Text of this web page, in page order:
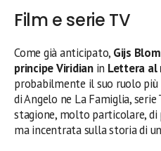
Film e serie TV
Come già anticipato, Gijs Blom
principe Viridianin Lettera al
probabilmente il suo ruolo
di Angelo ne La Famiglia,
stagione, molto particolare, di
ma incentrata sulla storia di